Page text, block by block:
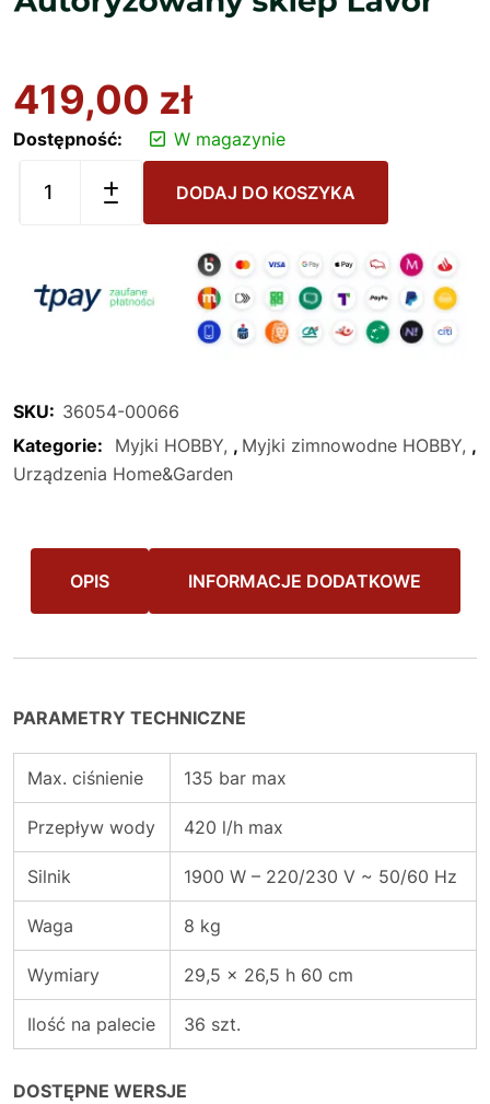
419,00 zł
Dostępność: W magazynie
DODAJ DO KOSZYKA
SKU: 36054-00066
Kategorie:
Myjki HOBBY , Myjki zimnowodne HOBBY ,
Urządzenia Home&Garden
OPIS INFORMACJE DODATKOWE
PARAMETRY TECHNICZNE
Max. ciśnienie 135 bar max
Przepływ wody 420 l/h max
Silnik 1900 W – 220/230 V ~ 50/60 Hz
Waga 8 kg
Wymiary 29,5 x 26,5 h 60 cm
Ilość na palecie 36 szt.
DOSTĘPNE WERSJE